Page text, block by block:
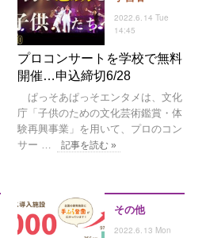
2022.6.14 Tue
14:45
プロコンサートを学校で無料
開催…申込締切6/28
ぱっそあぱっそエンタメは、文化
庁「子供のための文化芸術鑑賞・体
験再興事業」を用いて、プロのコン
サー …
記事を読む »
その他
2022.6.13 Mon